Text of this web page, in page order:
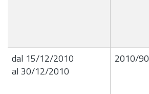
dal 15/12/2010
al 30/12/2010
2010/90